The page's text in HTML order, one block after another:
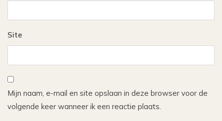
Site
Mijn naam, e-mail en site opslaan in deze browser voor de
volgende keer wanneer ik een reactie plaats.